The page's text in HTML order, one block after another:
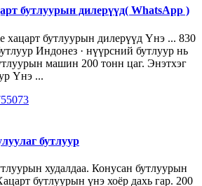
бутлуурын дилерүүд( WhatsApp )
хацарт бутлуурын дилерүүд Үнэ ... 830
Индонез · нүүрсний бутлуур нь
машин 200 тонн цаг. Энэтхэг
Үнэ ...
бутлуур
худалдаа. Конусан бутлуурын
бутлуурын үнэ хоёр дахь гар. 200